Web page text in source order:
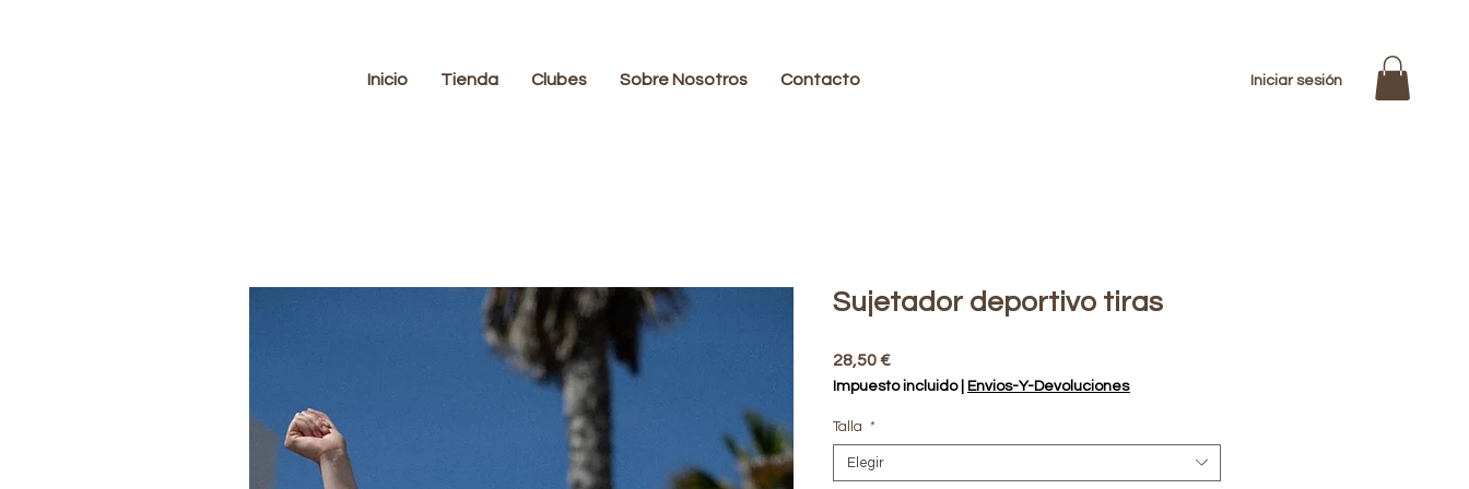
Inicio Tienda Clubes Sobre Nosotros Contacto Iniciar sesión
Sujetador deportivo tiras
28,50 €Precio
Impuesto incluido| Envios-Y-Devoluciones
Talla *
Elegir